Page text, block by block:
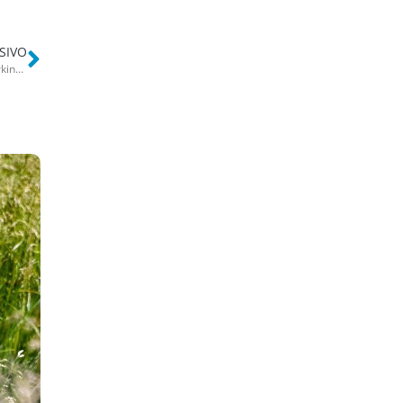
Caos nell’area di sosta in via Scopelliti, auto bloccate dal minchia parking: “Quasi quasi serve l’abusivo”